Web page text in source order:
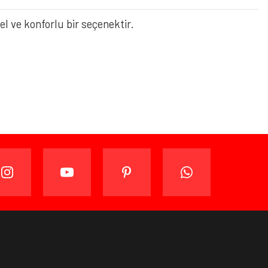
ve konforlu bir seçenektir.
edebilir veya değiştirebilirsiniz.